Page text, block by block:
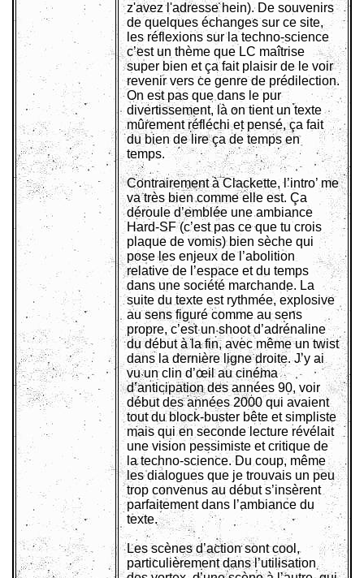
z'avez l'adresse hein). De souvenirs
de quelques échanges sur ce site,
les réflexions sur la techno-science
c’est un thème que LC maîtrise
super bien et ça fait plaisir de le voir
revenir vers ce genre de prédilection.
On est pas que dans le pur
divertissement, là on tient un texte
mûrement réfléchi et pensé, ça fait
du bien de lire ça de temps en
temps.
Contrairement à Clackette, l’intro’ me
va très bien comme elle est. Ça
déroule d’emblée une ambiance
Hard-SF (c’est pas ce que tu crois
plaque de vomis) bien sèche qui
pose les enjeux de l’abolition
relative de l’espace et du temps
dans une société marchande. La
suite du texte est rythmée, explosive
au sens figuré comme au sens
propre, c’est un shoot d’adrénaline
du début à la fin, avec même un twist
dans la dernière ligne droite. J’y ai
vu un clin d’œil au cinéma
d’anticipation des années 90, voir
début des années 2000 qui avaient
tout du block-buster bête et simpliste
mais qui en seconde lecture révélait
une vision pessimiste et critique de
la techno-science. Du coup, même
les dialogues que je trouvais un peu
trop convenus au début s’insèrent
parfaitement dans l’ambiance du
texte.
Les scènes d’action sont cool,
particulièrement dans l’utilisation